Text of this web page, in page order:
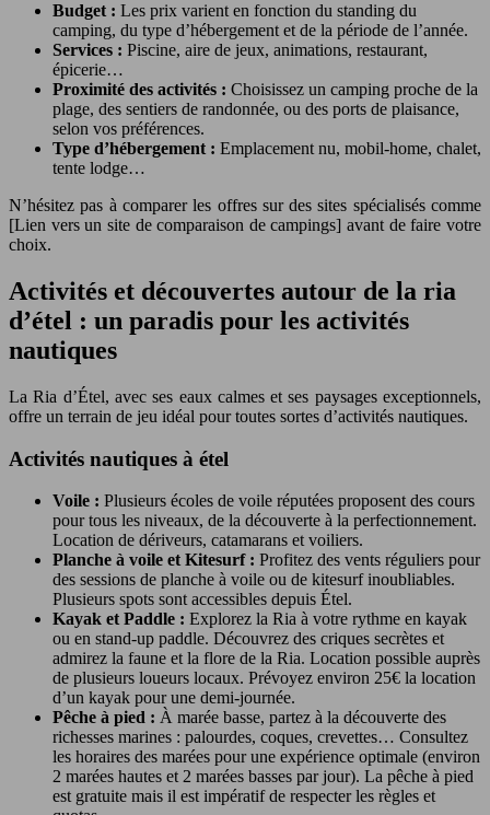
Budget : Les prix varient en fonction du standing du
camping, du type d’hébergement et de la période de l’année.
Services : Piscine, aire de jeux, animations, restaurant,
épicerie…
Proximité des activités : Choisissez un camping proche de la
plage, des sentiers de randonnée, ou des ports de plaisance,
selon vos préférences.
Type d’hébergement : Emplacement nu, mobil-home, chalet,
tente lodge…
N’hésitez pas à comparer les offres sur des sites spécialisés comme
[Lien vers un site de comparaison de campings] avant de faire votre
choix.
Activités et découvertes autour de la ria
d’étel : un paradis pour les activités
nautiques
La Ria d’Étel, avec ses eaux calmes et ses paysages exceptionnels,
offre un terrain de jeu idéal pour toutes sortes d’activités nautiques.
Activités nautiques à étel
Voile : Plusieurs écoles de voile réputées proposent des cours
pour tous les niveaux, de la découverte à la perfectionnement.
Location de dériveurs, catamarans et voiliers.
Planche à voile et Kitesurf : Profitez des vents réguliers pour
des sessions de planche à voile ou de kitesurf inoubliables.
Plusieurs spots sont accessibles depuis Étel.
Kayak et Paddle : Explorez la Ria à votre rythme en kayak
ou en stand-up paddle. Découvrez des criques secrètes et
admirez la faune et la flore de la Ria. Location possible auprès
de plusieurs loueurs locaux. Prévoyez environ 25€ la location
d’un kayak pour une demi-journée.
Pêche à pied : À marée basse, partez à la découverte des
richesses marines : palourdes, coques, crevettes… Consultez
les horaires des marées pour une expérience optimale (environ
2 marées hautes et 2 marées basses par jour). La pêche à pied
est gratuite mais il est impératif de respecter les règles et